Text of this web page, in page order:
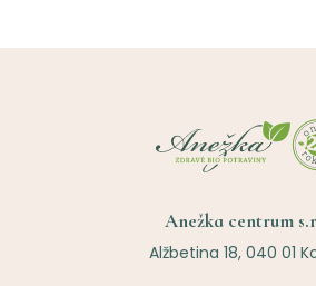
Anežka centrum
Alžbetina 18, 040 01